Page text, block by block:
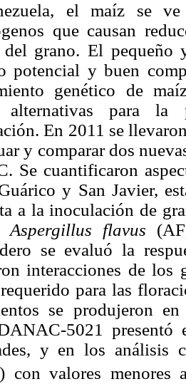
el maíz se
que causan
grano. El pequeño
potencial y buen
genético de
alternativas para la
En 2011 se
y comparar dos
Se cuantificaron
y San Javier,
a la inoculación de
Aspergillus flavus
se evaluó la
interacciones de
para las
se produjeron
5021
y en los análisis
) con valores menores